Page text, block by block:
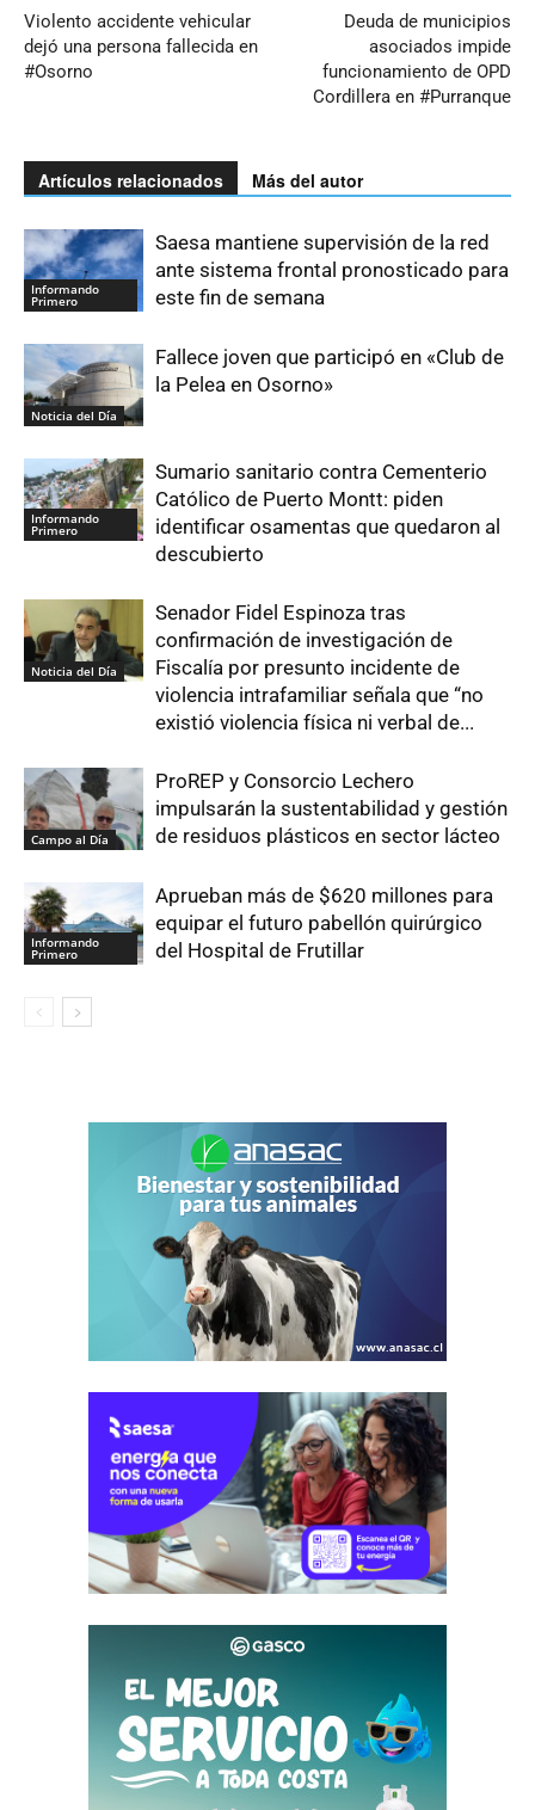
Violento accidente vehicular
dejó una persona fallecida en
#Osorno
Deuda de municipios
asociados impide
funcionamiento de OPD
Cordillera en #Purranque
Artículos relacionados Más del autor
Informando
Primero
Saesa mantiene supervisión de la red
ante sistema frontal pronosticado para
este fin de semana
Noticia del Día
Fallece joven que participó en «Club de
la Pelea en Osorno»
Informando
Primero
Sumario sanitario contra Cementerio
Católico de Puerto Montt: piden
identificar osamentas que quedaron al
descubierto
Noticia del Día
Senador Fidel Espinoza tras
confirmación de investigación de
Fiscalía por presunto incidente de
violencia intrafamiliar señala que “no
existió violencia física ni verbal de...
Campo al Día
ProREP y Consorcio Lechero
impulsarán la sustentabilidad y gestión
de residuos plásticos en sector lácteo
Informando
Primero
Aprueban más de $620 millones para
equipar el futuro pabellón quirúrgico
del Hospital de Frutillar